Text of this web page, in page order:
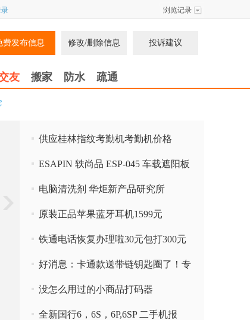
浏览记录
费发布信息 修改/删除信息 投诉建议
友 搬家 防水 疏通
供应桂林指纹考勤机考勤机价格
ESAPIN 轶尚品 ESP-045 车载遮阳板
电脑清洗剂 华炬新产品研究所
原装正品苹果蓝牙耳机1599元
铁通电话恢复办理啦30元包打300元
好消息：卡通款送带链钥匙圈了！专
卡/幼儿园接送卡
没怎么用过的小商品打码器
全新国行6，6S，6P,6SP 二手机报